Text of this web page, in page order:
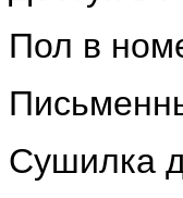
Пол в
Сушилка